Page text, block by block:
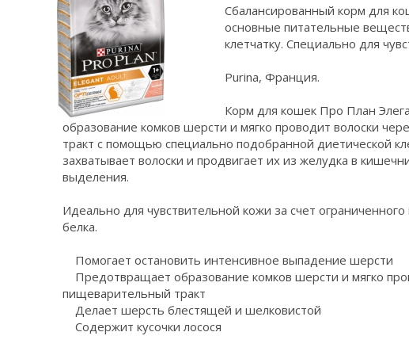
Сбалансированный корм для
основные питательные
клетчатку. Специально для
Purina, Франция.
Корм для кошек Про План
образование комков шерсти и мягко проводит волоски
тракт с помощью специально подобранной диетической
захватывает волоски и продвигает их из желудка в
выделения.
Идеально для чувствительной кожи за счет ограниченного
белка.
Помогает остановить интенсивное выпадение шерсти
Предотвращает образование комков шерсти и мягко
пищеварительный тракт
Делает шерсть блестящей и шелковистой
Содержит кусочки лосося